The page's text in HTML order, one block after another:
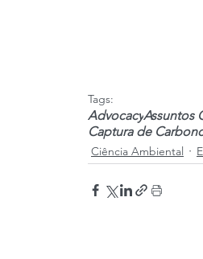
Tags:
AdvocacyAssuntos
Captura de
Ciência Ambiental